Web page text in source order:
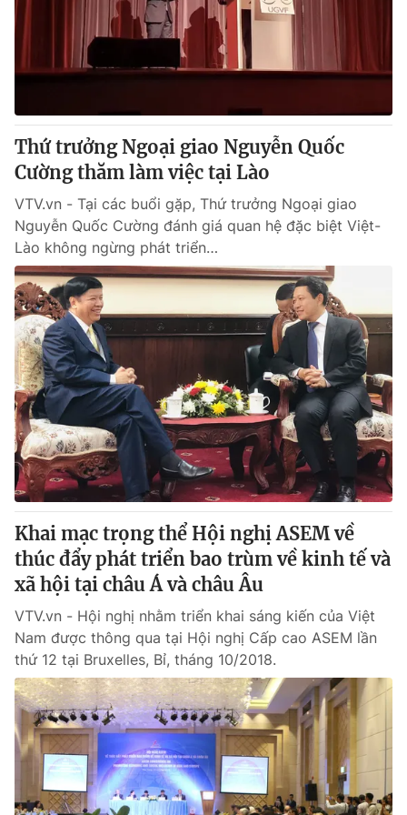
Sản phẩm
Thị trường
Lịch phát sóng
Chuyên mục khác
Emagazine Podcast
Photo Infographic
Video Shorts video
VTV Money VTV Thể thao
VTV Sức khoẻ Bất động sản
Thị trường 24h Tấm lòng Việt
VTV4 Vươn mình bằng AI
VTV9 VTV8
Liên hệ tòa soạn English
THỜI BÁO VTV
Theo dõi báo trên
Cơ quan chủ quản: Đài Truyền hình Việt Nam
Thứ trưởng Ngoại giao Nguyễn Quốc
Cường thăm làm việc tại Lào
VTV.vn - Tại các buổi gặp, Thứ trưởng Ngoại giao
Nguyễn Quốc Cường đánh giá quan hệ đặc biệt Việt-
Lào không ngừng phát triển…
Khai mạc trọng thể Hội nghị ASEM về
thúc đẩy phát triển bao trùm về kinh tế và
xã hội tại châu Á và châu Âu
VTV.vn - Hội nghị nhằm triển khai sáng kiến của Việt
Nam được thông qua tại Hội nghị Cấp cao ASEM lần
thứ 12 tại Bruxelles, Bỉ, tháng 10/2018.